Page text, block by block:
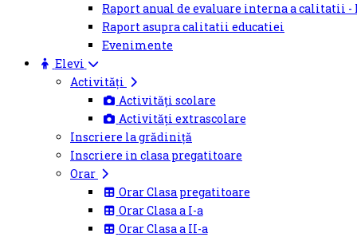
Raport anual de evaluare interna a calitatii -
Raport asupra calitatii educatiei
Evenimente
Elevi
Activități
Activități scolare
Activități extrascolare
Inscriere la grădiniță
Inscriere in clasa pregatitoare
Orar
Orar Clasa pregatitoare
Orar Clasa a I-a
Orar Clasa a II-a